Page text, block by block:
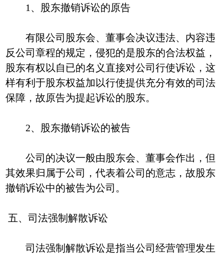
1、股东撤销诉讼的原告
有限公司股东会、董事会决议违法、内容违
反公司章程的规定，侵犯的是股东的合法权益，
股东有权以自已的名义直接对公司行使诉讼，这
样有利于股东权益加以行使提供充分有效的司法
保障，故原告为提起诉讼的股东。
2、股东撤销诉讼的被告
公司的决议一般由股东会、董事会作出，但
其效果归属于公司，代表着公司的意志，故股东
撤销诉讼中的被告为公司。
五、司法强制解散诉讼
司法强制解散诉讼是指当公司经营管理发生